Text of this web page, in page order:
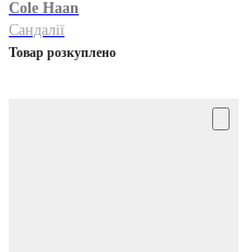
Cole Haan
Сандалії
Товар розкуплено